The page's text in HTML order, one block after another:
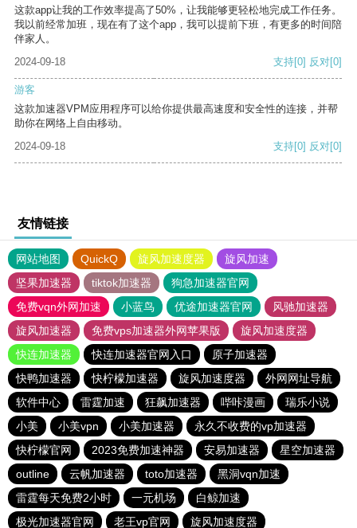
这款app让我的工作效率提高了50%，让我能够更轻松地完成工作任务。
我以前经常加班，现在有了这个app，我可以提前下班，有更多的时间陪
伴家人。
2024-09-18
支持[0] 反对[0]
游客
这款加速器VPM应用程序可以给你提供最高速度和安全性的连接，并帮
助你在网络上自由移动。
2024-09-18
支持[0] 反对[0]
友情链接
网站地图 QuickQ 旋风加速度器
旋风加速
坚果加速器
tiktok加速器
狗急加速器官网
免费vqn外网加速
小蓝鸟 优途加速器官网
风驰加速器
旋风加速器
免费vps加速器外网苹果版
旋风加速度器
快连加速器
快连加速器官网入口
原子加速器
快鸭加速器
快柠檬加速器 旋风加速度器
外网网址导航
软件中心
雷霆加速 狂飙加速器 哔咔漫画
瑞乐小说
小美
小美vpn 小美加速器
永久不收费的vp加速器
快柠檬官网
2023免费加速神器 安易加速器
星空加速器
outline
云帆加速器 toto加速器
黑洞vqn加速
雷霆每天免费2小时
一元机场
白鲸加速
极光加速器官网
老王vp官网 旋风加速度器